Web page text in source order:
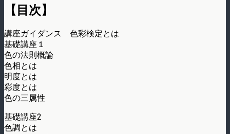
【目次】
講座ガイダンス 色彩検定とは
基礎講座１
色の法則概論
色相とは
明度とは
彩度とは
色の三属性
基礎講座2
色調とは